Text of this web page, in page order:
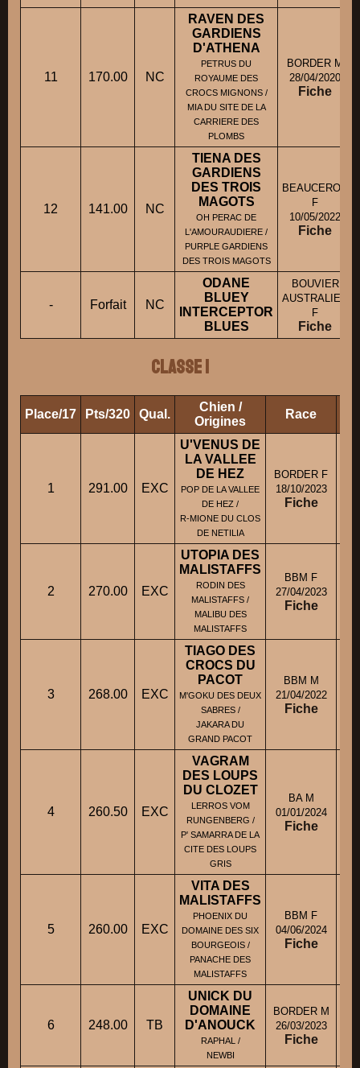
11 170.00 NC
RAVEN DES
GARDIENS
D'ATHENA
PETRUS DU
ROYAUME DES
CROCS MIGNONS /
MIA DU SITE DE LA
CARRIERE DES
PLOMBS
BORDER M
28/04/2020
Fiche
12 141.00 NC
TIENA DES
GARDIENS
DES TROIS
MAGOTS
OH PERAC DE
L'AMOURAUDIERE /
PURPLE GARDIENS
DES TROIS MAGOTS
BEAUCERON
F
10/05/2022
Fiche
- Forfait NC
ODANE
BLUEY
INTERCEPTOR
BLUES
BOUVIER
AUSTRALIEN
F
Fiche
Classe 1
Place/17 Pts/320 Qual.
Chien /
Origines
Race
1 291.00 EXC
U'VENUS DE
LA VALLEE
DE HEZ
POP DE LA VALLEE
DE HEZ /
R-MIONE DU CLOS
DE NETILIA
BORDER F
18/10/2023
Fiche
2 270.00 EXC
UTOPIA DES
MALISTAFFS
RODIN DES
MALISTAFFS /
MALIBU DES
MALISTAFFS
BBM F
27/04/2023
Fiche
3 268.00 EXC
TIAGO DES
CROCS DU
PACOT
M'GOKU DES DEUX
SABRES /
JAKARA DU
GRAND PACOT
BBM M
21/04/2022
Fiche
4 260.50 EXC
VAGRAM
DES LOUPS
DU CLOZET
LERROS VOM
RUNGENBERG /
P' SAMARRA DE LA
CITE DES LOUPS
GRIS
BA M
01/01/2024
Fiche
5 260.00 EXC
VITA DES
MALISTAFFS
PHOENIX DU
DOMAINE DES SIX
BOURGEOIS /
PANACHE DES
MALISTAFFS
BBM F
04/06/2024
Fiche
6 248.00 TB
UNICK DU
DOMAINE
D'ANOUCK
RAPHAL /
NEWBI
BORDER M
26/03/2023
Fiche